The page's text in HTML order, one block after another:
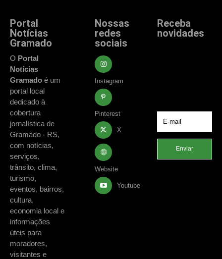
Portal
Notícias
Gramado
O Portal
Notícias
Gramado é um
portal local
dedicado à
cobertura
jornalística de
Gramado - RS,
com notícias,
serviços,
trânsito, clima,
turismo,
eventos, bairros,
cultura,
economia local e
informações
úteis para
moradores,
visitantes e
Nossas
redes
sociais
Instagram
Pinterest
X
Website
Youtube
Receba
novidades
Enviar